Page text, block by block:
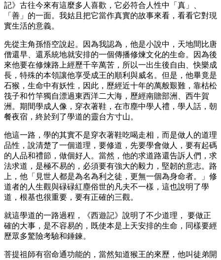
記》古往今來有這麼多人喜歡，它必符合人性中「真」、
「善」的一面。我姑且把它當作真實的故事來看，看看它對現
實生活的意義。
先從主角孫悟空說起。因為我認為，他是小說中，天地間比唐
僧還早、還系統地就安排的一個傳播修煉文化的生命。因為後
來他要在修煉路上經歷千辛萬苦，所以一出生後自由、快樂成
長，特殊的本領讓他享受成王的順利與威名。但是，他畢竟是
石猴，生命中有妖性，因此，歷經近十年的萬般艱難，靠枯松
筏子和竹竿獨自漂過東西洋二大海，歷經南贍部洲、西牛賀
洲。期間學成人像，穿衣著鞋，在市塵中學人禮，學人話，朝
餐夜宿，終於到了學道的靈台方寸山。
他這一路，學的其實不是穿衣著鞋吃喝走相，而是做人的道理
品性，說清楚了一個道理，要修道，先要學會做人，要有起碼
的人品和禮節，做個好人。當然，他的求道路還告訴人們，求
法求道，是極不易的，必須要有強大的毅力，堅韌的意志。路
上，他「見世人都是為名為利之徒，更無一個為身命者。」修
道者的人生觀與碌碌紅塵俗世的凡夫不一樣，這也說明了學
道，根基也很重要，要有正確的三觀。
就這學道的一路過程，《西遊記》說明了不少道理， 要做正
確的大事，是不容易的，既使本是上天安排的生命，同樣要經
歷眾多驚險考驗和錘鍊。
菩提祖師有宿命通功能的，當然知道猴王的來歷，他叫徒弟開